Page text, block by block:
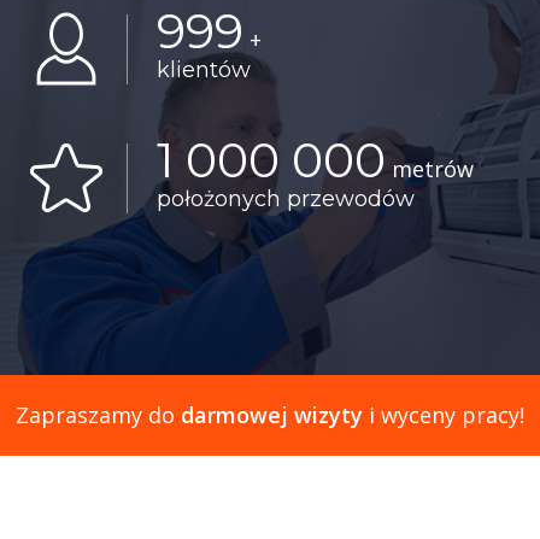
999 +
klientów
1 000 000 metrów
położonych przewodów
Zapraszamy do darmowej wizyty i wyceny pracy!